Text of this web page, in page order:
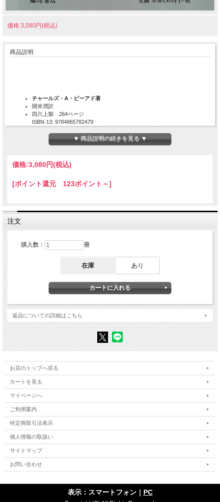
価格:3,080円(税込)
商品説明
チャールズ・A・ビーアド著
開米潤訳
四六上製 264ページ
ISBN-13: 9784865782479
刊行日: 2019/11
アメリカの「不介入」主義の積極的意義とは何か？
20世紀アメリカ歴史学の大家ビーアドは、なぜルーズベルトの参戦への“ト
リック”を厳しく糾弾したのか？ 19～20世紀前半のアメリカの対外政策
敗を直視し、米建国以来の不介入主義＝「大陸主義」の決定的重要性を説
第2章 アメリカの大陸主義
第4章 国際主義の政策
第5章 アメリカの大陸主義の粘り強さ
訳者あとがき
人名索引／事項索引
〈「大陸主義」とは何か〉
合衆国の基本的な外交政策は、便宜上、アメリカの大陸主義と呼べるかも
しれない。このふたつの言葉〔Continental大陸とAmericanismアメリカ主
義〕は、南北アメリカ大陸に利害関係を集中させることであり、様々な点
において、アメリカ大陸の生活様式やアメリカ大陸の伝統に特有の文明を
建設することに集中することを意味している。
具体的には、このふたつの言葉は、ヨーロッパとアジアの紛争や戦争に介
入しないことを、ヨーロッパあるいはアジアの諸国、諸制度、帝国主義的
野心がこの西半球に侵入してくることに抵抗することを、それぞれ意味し
アメリカ共和国が建設され、民主主義が拡大し、そしてアメリカ文明が発
展するにつれて、首尾一貫、維持されてきたのである。 （本文より）
【著者紹介】
●チャールズ・Ａ・ビーアド
1874年米国インディアナ州生まれ。オックスフォード大学留学，コロンビ
ア大学などで歴史学，政治学を修め，1915年に同大学教授に就任。米国の
第一次世界大戦への参戦で，大学総長の偏狭な米国主義に対し，思想信条
にそぐわない三人の教授が解雇されたのを機に，昂然と大学を去る。1917
政論』で，日本の市政研究の先駆けともなった。翌23年関東大震災直後に
▼ 商品説明の続きを見る ▼
価格:3,080円(税込)
[ポイント還元 123ポイント～]
注文
購入数： 冊
在庫 あり
返品についての詳細はこちら
お店のトップへ戻る
カートを見る
マイページへ
ご利用案内
特定商取引法表示
個人情報の取扱い
サイトマップ
お問い合わせ
表示：スマートフォン｜ PC